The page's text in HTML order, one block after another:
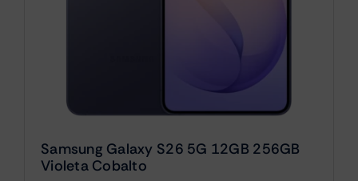
Samsung Galaxy S26 5G 12GB 256GB
Violeta Cobalto